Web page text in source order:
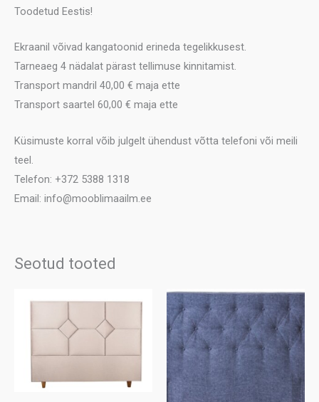
Toodetud Eestis!
Ekraanil võivad kangatoonid erineda tegelikkusest.
Tarneaeg 4 nädalat pärast tellimuse kinnitamist.
Transport mandril 40,00 € maja ette
Transport saartel 60,00 € maja ette
Küsimuste korral võib julgelt ühendust võtta telefoni või meili
teel.
Telefon: +372 5388 1318
Email: info@mooblimaailm.ee
Seotud tooted